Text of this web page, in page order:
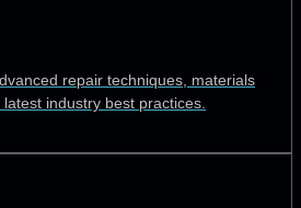
repair techniques, materials
industry best practices.